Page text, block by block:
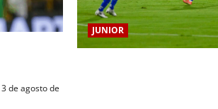
3 de agosto de
JUNIOR